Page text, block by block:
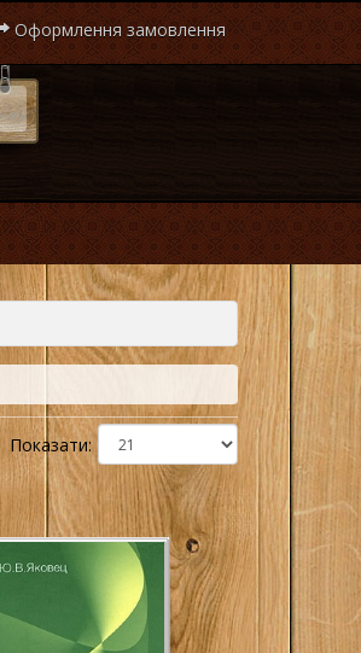
Оформлення замовлення
Показати: